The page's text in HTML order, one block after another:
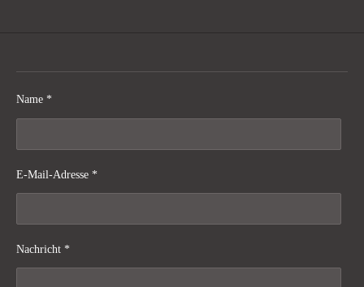
Name *
E-Mail-Adresse *
Nachricht *